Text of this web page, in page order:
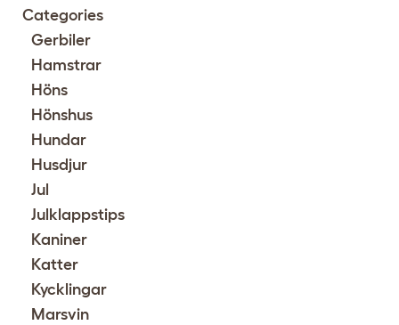
Categories
Gerbiler
Hamstrar
Höns
Hönshus
Hundar
Husdjur
Jul
Julklappstips
Kaniner
Katter
Kycklingar
Marsvin